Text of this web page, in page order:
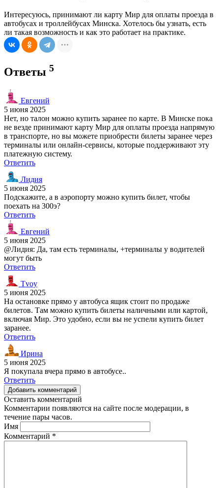
Интересуюсь, принимают ли карту Мир для оплаты проезда в
автобусах и троллейбусах Минска. Хотелось бы узнать, есть
ли такая возможность и как это работает на практике.
Ответы 5
Евгений
5 июня 2025
Нет, но талон можно купить заранее по карте. В Минске пока
не везде принимают карту Мир для оплаты проезда напрямую
в транспорте, но вы можете приобрести билеты заранее через
терминалы или онлайн-сервисы, которые поддерживают эту
платежную систему.
Ответить
Лидия
5 июня 2025
Подскажите, а в аэропорту можно купить билет, чтобы
поехать на 300э?
Ответить
Евгений
5 июня 2025
@Лидия: Да, там есть терминалы, +терминалы у водителей
могут быть
Ответить
Tvoy
5 июня 2025
На остановке прямо у автобуса ящик стоит по продаже
билетов. Там можно купить билеты наличными или картой,
включая Мир. Это удобно, если вы не успели купить билет
заранее.
Ответить
Ирина
5 июня 2025
Я покупала вчера прямо в автобусе..
Ответить
Добавить комментарий
Оставить комментарий
Комментарии появляются на сайте после модерации, в
течение пары часов.
Имя
Комментарий *